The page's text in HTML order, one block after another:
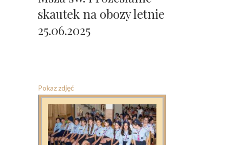
skautek na obozy letnie
25.06.2025
Pokaz zdjęć